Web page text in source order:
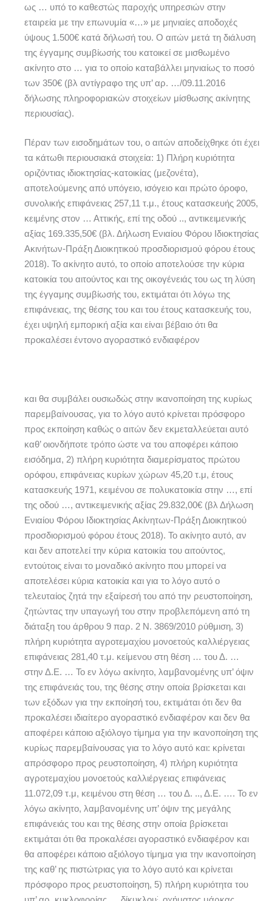
ως … υπό το καθεστώς παροχής υπηρεσιών στην
εταιρεία με την επωνυμία «…» με μηνιαίες αποδοχές
ύψους 1.500€ κατά δήλωσή του. Ο αιτών μετά τη διάλυση
της έγγαμης συμβίωσής του κατοικεί σε μισθωμένο
ακίνητο στο … για το οποίο καταβάλλει μηνιαίως το ποσό
των 350€ (βλ αντίγραφο της υπ’ αρ. …/09.11.2016
δήλωσης πληροφοριακών στοιχείων μίσθωσης ακίνητης
περιουσίας).
Πέραν των εισοδημάτων του, ο αιτών αποδείχθηκε ότι έχει
τα κάτωθι περιουσιακά στοιχεία: 1) Πλήρη κυριότητα
οριζόντιας ιδιοκτησίας-κατοικίας (μεζονέτα),
αποτελούμενης από υπόγειο, ισόγειο και πρώτο όροφο,
συνολικής επιφάνειας 257,11 τ.μ., έτους κατασκευής 2005,
κειμένης στον … Αττικής, επί της οδού .., αντικειμενικής
αξίας 169.335,50€ (βλ. Δήλωση Ενιαίου Φόρου Ιδιοκτησίας
Ακινήτων-Πράξη Διοικητικού προσδιορισμού φόρου έτους
2018). Το ακίνητο αυτό, το οποίο αποτελούσε την κύρια
κατοικία του αιτούντος και της οικογένειάς του ως τη λύση
της έγγαμης συμβίωσής του, εκτιμάται ότι λόγω της
επιφάνειας, της θέσης του και του έτους κατασκευής του,
έχει υψηλή εμπορική αξία και είναι βέβαιο ότι θα
προκαλέσει έντονο αγοραστικό ενδιαφέρον
και θα συμβάλει ουσιωδώς στην ικανοποίηση της κυρίως
παρεμβαίνουσας, για το λόγο αυτό κρίνεται πρόσφορο
προς εκποίηση καθώς ο αιτών δεν εκμεταλλεύεται αυτό
καθ’ οιονδήποτε τρόπο ώστε να του αποφέρει κάποιο
εισόδημα, 2) πλήρη κυριότητα διαμερίσματος πρώτου
ορόφου, επιφάνειας κυρίων χώρων 45,20 τ.μ, έτους
κατασκευής 1971, κειμένου σε πολυκατοικία στην …, επί
της οδού …, αντικειμενικής αξίας 29.832,00€ (βλ Δήλωση
Ενιαίου Φόρου Ιδιοκτησίας Ακίνητων-Πράξη Διοικητικού
προσδιορισμού φόρου έτους 2018). Το ακίνητο αυτό, αν
και δεν αποτελεί την κύρια κατοικία του αιτούντος,
εντούτοις είναι το μοναδικό ακίνητο που μπορεί να
αποτελέσει κύρια κατοικία και για το λόγο αυτό ο
τελευταίος ζητά την εξαίρεσή του από την ρευστοποίηση,
ζητώντας την υπαγωγή του στην προβλεπόμενη από τη
διάταξη του άρθρου 9 παρ. 2 Ν. 3869/2010 ρύθμιση, 3)
πλήρη κυριότητα αγροτεμαχίου μονοετούς καλλιέργειας
επιφάνειας 281,40 τ.μ. κείμενου στη θέση … του Δ. …
στην Δ.Ε. … Το εν λόγω ακίνητο, λαμβανομένης υπ’ όψιν
της επιφάνειάς του, της θέσης στην οποία βρίσκεται και
των εξόδων για την εκποίησή του, εκτιμάται ότι δεν θα
προκαλέσει ιδιαίτερο αγοραστικό ενδιαφέρον και δεν θα
αποφέρει κάποιο αξιόλογο τίμημα για την ικανοποίηση της
κυρίως παρεμβαίνουσας για το λόγο αυτό και: κρίνεται
απρόσφορο προς ρευστοποίηση, 4) πλήρη κυριότητα
αγροτεμαχίου μονοετούς καλλιέργειας επιφάνειας
11.072,09 τ.μ, κειμένου στη θέση … του Δ. .., Δ.Ε. …. Το εν
λόγω ακίνητο, λαμβανομένης υπ’ όψιν της μεγάλης
επιφάνειάς του και της θέσης στην οποία βρίσκεται
εκτιμάται ότι θα προκαλέσει αγοραστικό ενδιαφέρον και
θα αποφέρει κάποιο αξιόλογο τίμημα για την ικανοποίηση
της καθ’ ης πιστώτριας για το λόγο αυτό και κρίνεται
πρόσφορο προς ρευστοποίηση, 5) πλήρη κυριότητα του
: